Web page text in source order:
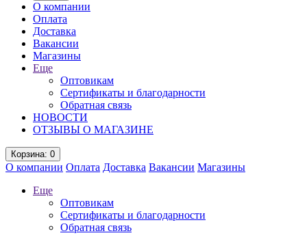
О компании
Оплата
Доставка
Вакансии
Магазины
Еще
Оптовикам
Сертификаты и благодарности
Обратная связь
НОВОСТИ
ОТЗЫВЫ О МАГАЗИНЕ
Корзина: 0
О компании Оплата Доставка Вакансии Магазины
Еще
Оптовикам
Сертификаты и благодарности
Обратная связь